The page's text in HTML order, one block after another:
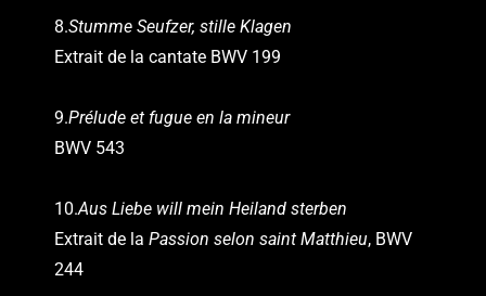
8.Stumme Seufzer, stille Klagen
Extrait de la cantate BWV 199
9.Prélude et fugue en la mineur
BWV 543
10.Aus Liebe will mein Heiland sterben
Extrait de la Passion selon saint Matthieu, BWV
244